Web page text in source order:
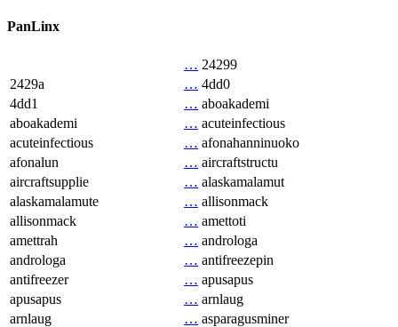
PanLinx
… 24299
2429a
… 4dd0
4dd1
… aboakademi
aboakademi
… acuteinfectious
acuteinfectious
… afonahanninuoko
afonalun
… aircraftstructu
aircraftsupplie
… alaskamalamut
alaskamalamute
… allisonmack
allisonmack
… amettoti
amettrah
… androloga
androloga
… antifreezepin
antifreezer
… apusapus
apusapus
… arnlaug
arnlaug
… asparagusminer